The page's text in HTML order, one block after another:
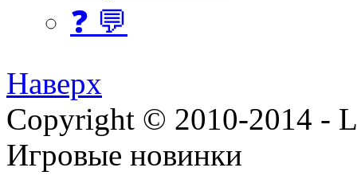
❓ 💬
Наверх
Copyright © 2010-2014 -
Игровые новинки